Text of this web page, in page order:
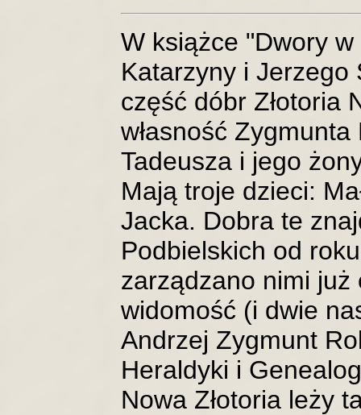
W książce "Dwory
Katarzyny i Jerzego
część dóbr Złotoria
własność
Tadeusza i jego
Mają troje dzieci:
Jacka. Dobra te
Podbielskich od
zarządzano nimi
widomość (i dwie
Andrzej Zygmunt
Heraldyki i
Nowa Złotoria leży